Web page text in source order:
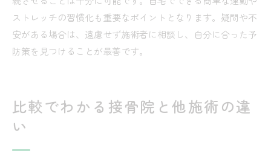
ストレッチの習慣化も重要なポイントとなります。疑問や不
安がある場合は、遠慮せず施術者に相談し、自分に合った予
防策を見つけることが最善です。
比較でわかる接骨院と他施術の違
い